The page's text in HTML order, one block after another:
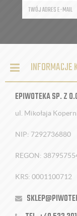
INFORMACJE
EPIWOTEKA SP. Z
ul. Mikołaja
NIP: 7292736880
REGON:
KRS: 0001100712